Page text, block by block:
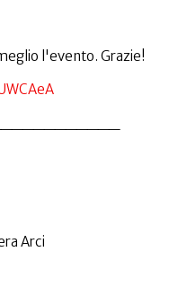
l'evento. Grazie!
Arci